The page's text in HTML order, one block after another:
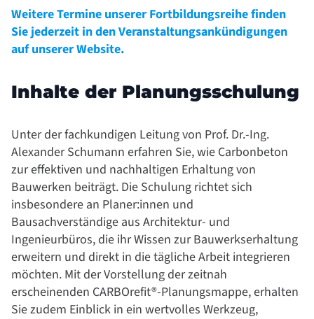
Weitere Termine unserer Fortbildungsreihe finden
Sie jederzeit in den Veranstaltungsankündigungen
auf unserer Website.
Inhalte der Planungsschulung
Unter der fachkundigen Leitung von Prof. Dr.-Ing.
Alexander Schumann erfahren Sie, wie Carbonbeton
zur effektiven und nachhaltigen Erhaltung von
Bauwerken beiträgt. Die Schulung richtet sich
insbesondere an Planer:innen und
Bausachverständige aus Architektur- und
Ingenieurbüros, die ihr Wissen zur Bauwerkserhaltung
erweitern und direkt in die tägliche Arbeit integrieren
möchten. Mit der Vorstellung der zeitnah
erscheinenden CARBOrefit®-Planungsmappe, erhalten
Sie zudem Einblick in ein wertvolles Werkzeug,